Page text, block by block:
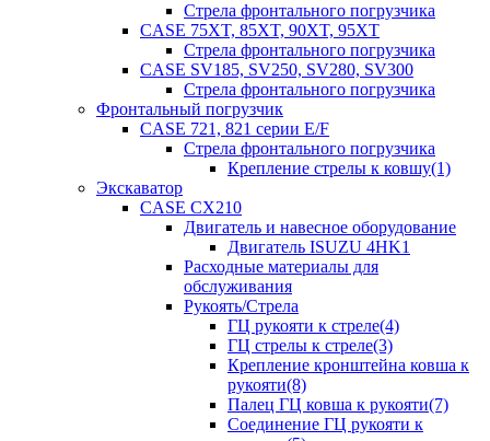
Стрела фронтального погрузчика
CASE 75XT, 85XT, 90XT, 95XT
Стрела фронтального погрузчика
CASE SV185, SV250, SV280, SV300
Стрела фронтального погрузчика
Фронтальный погрузчик
CASE 721, 821 серии E/F
Стрела фронтального погрузчика
Крепление стрелы к ковшу(1)
Экскаватор
CASE CX210
Двигатель и навесное оборудование
Двигатель ISUZU 4HK1
Расходные материалы для
обслуживания
Рукоять/Стрела
ГЦ рукояти к стреле(4)
ГЦ стрелы к стреле(3)
Крепление кронштейна ковша к
рукояти(8)
Палец ГЦ ковша к рукояти(7)
Соединение ГЦ рукояти к